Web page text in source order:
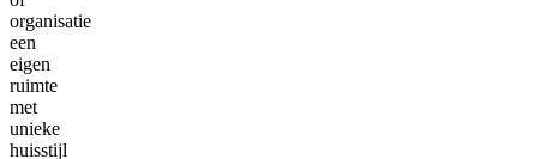
organisatie
een
eigen
ruimte
met
unieke
huisstijl